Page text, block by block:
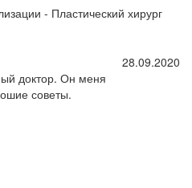
- Пластический хирург
28.09.2020
доктор. Он меня
советы.